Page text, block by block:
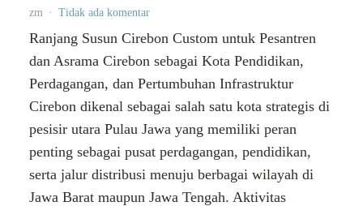
zm Tidak ada komentar
Ranjang Susun Cirebon Custom untuk Pesantren
dan Asrama Cirebon sebagai Kota Pendidikan,
Perdagangan, dan Pertumbuhan Infrastruktur
Cirebon dikenal sebagai salah satu kota strategis di
pesisir utara Pulau Jawa yang memiliki peran
penting sebagai pusat perdagangan, pendidikan,
serta jalur distribusi menuju berbagai wilayah di
Jawa Barat maupun Jawa Tengah. Aktivitas